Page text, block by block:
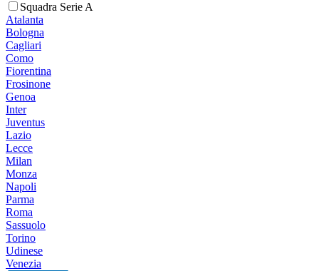
Squadra Serie A
Atalanta
Bologna
Cagliari
Como
Fiorentina
Frosinone
Genoa
Inter
Juventus
Lazio
Lecce
Milan
Monza
Napoli
Parma
Roma
Sassuolo
Torino
Udinese
Venezia